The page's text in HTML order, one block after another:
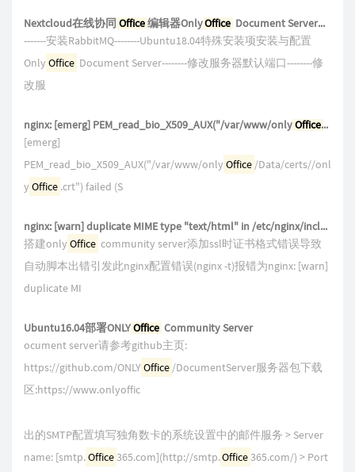
Nextcloud在线协同 Office编辑器OnlyOffice Document Server搭建
-------安装RabbitMQ--------Ubuntu18.04特殊安装项安装与配置
Only Office Document Server--------修改服务器默认端口--------修
改服
nginx: [emerg] PEM_read_bio_X509_AUX("/var/www/onlyOffice/
[emerg]
PEM_read_bio_X509_AUX("/var/www/only Office /Data/certs//onl
y Office .crt") failed (S
nginx: [warn] duplicate MIME type "text/html" in /etc/nginx/includes/only
搭建only Office community server添加ssl时证书格式错误导致
自动脚本出错引发此nginx配置错误(nginx -t)报错为nginx: [warn]
duplicate MI
Ubuntu16.04部署ONLYOffice Community Server
ocument server请参考github主页:
https://github.com/ONLYOffice /DocumentServer服务器包下载
区:https://www.onlyoffic
出的SMTP配置填写独角数卡的系统设置中的邮件服务 > Server
name: [smtp.Office365.com](http://smtp.Office365.com/) > Port